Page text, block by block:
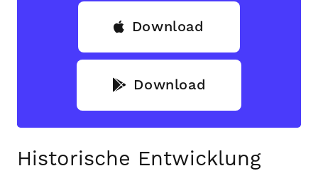
Download
Download
Historische Entwicklung